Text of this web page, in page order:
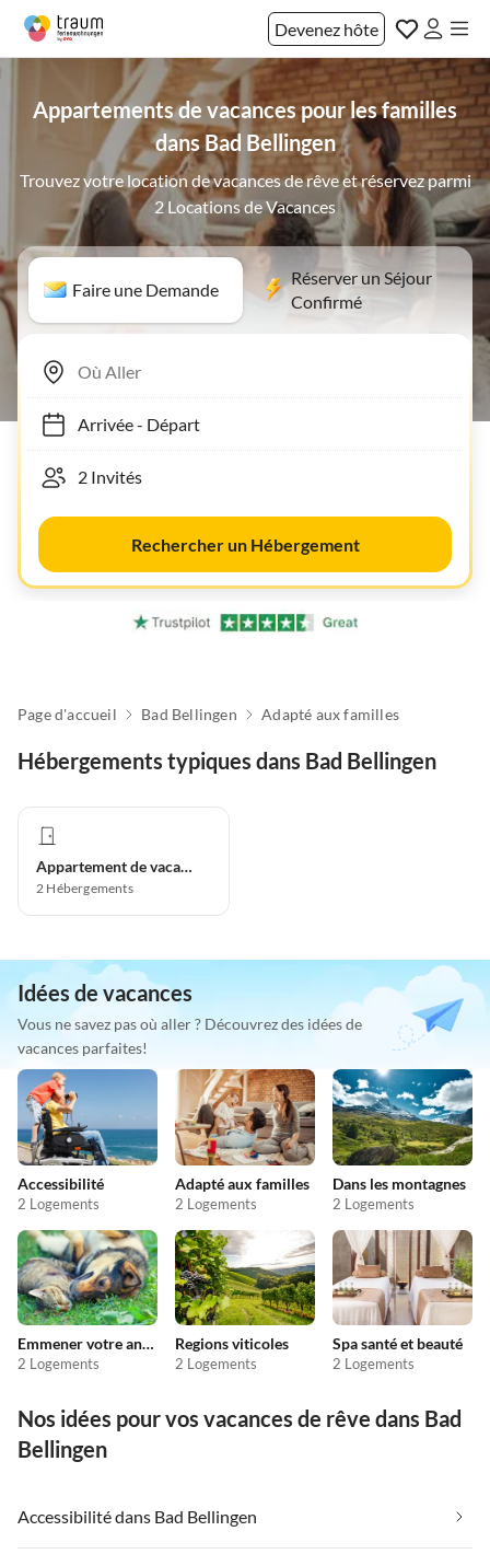
Devenez hôte
Appartements de vacances pour les familles
dans Bad Bellingen
Trouvez votre location de vacances de rêve et réservez parmi
2 Locations de Vacances
Faire une Demande
Réserver un Séjour
Confirmé
Arrivée- Départ
Rechercher un Hébergement
Page d'accueil Bad Bellingen Adapté aux familles
Hébergements typiques dans Bad Bellingen
Appartement de vacances
2 Hébergements
Idées de vacances
Vous ne savez pas où aller ? Découvrez des idées de
vacances parfaites!
Accessibilité
2 Logements
Adapté aux familles
2 Logements
Dans les montagnes
2 Logements
Emmener votre animal en vacances
2 Logements
Regions viticoles
2 Logements
Spa santé et beauté
2 Logements
Nos idées pour vos vacances de rêve dans Bad
Bellingen
Accessibilité dans Bad Bellingen